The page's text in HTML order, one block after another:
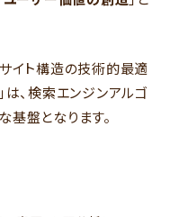
イト構造の技術的最適
は、検索エンジンアルゴ
盤となります。